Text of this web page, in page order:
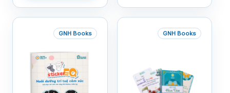
GNH Books GNH Books